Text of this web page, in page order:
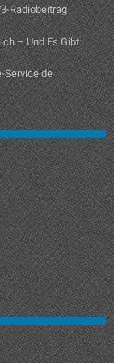
Radiobeitrag
– Und Es Gibt
Service.de